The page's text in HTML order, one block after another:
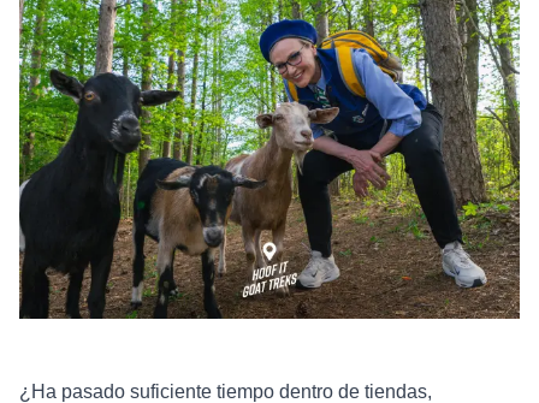
¿Ha pasado suficiente tiempo dentro de tiendas,